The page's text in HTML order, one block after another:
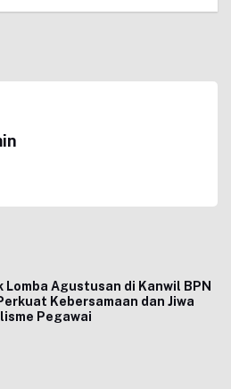
Lomba Agustusan di Kanwil BPN
Kebersamaan dan Jiwa
Pegawai